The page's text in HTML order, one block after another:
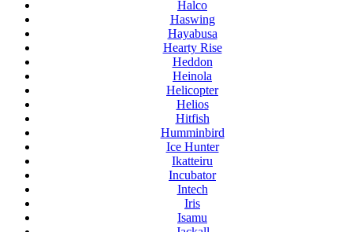
Halco
Haswing
Hayabusa
Hearty Rise
Heddon
Heinola
Helicopter
Helios
Hitfish
Humminbird
Ice Hunter
Ikatteiru
Incubator
Intech
Iris
Isamu